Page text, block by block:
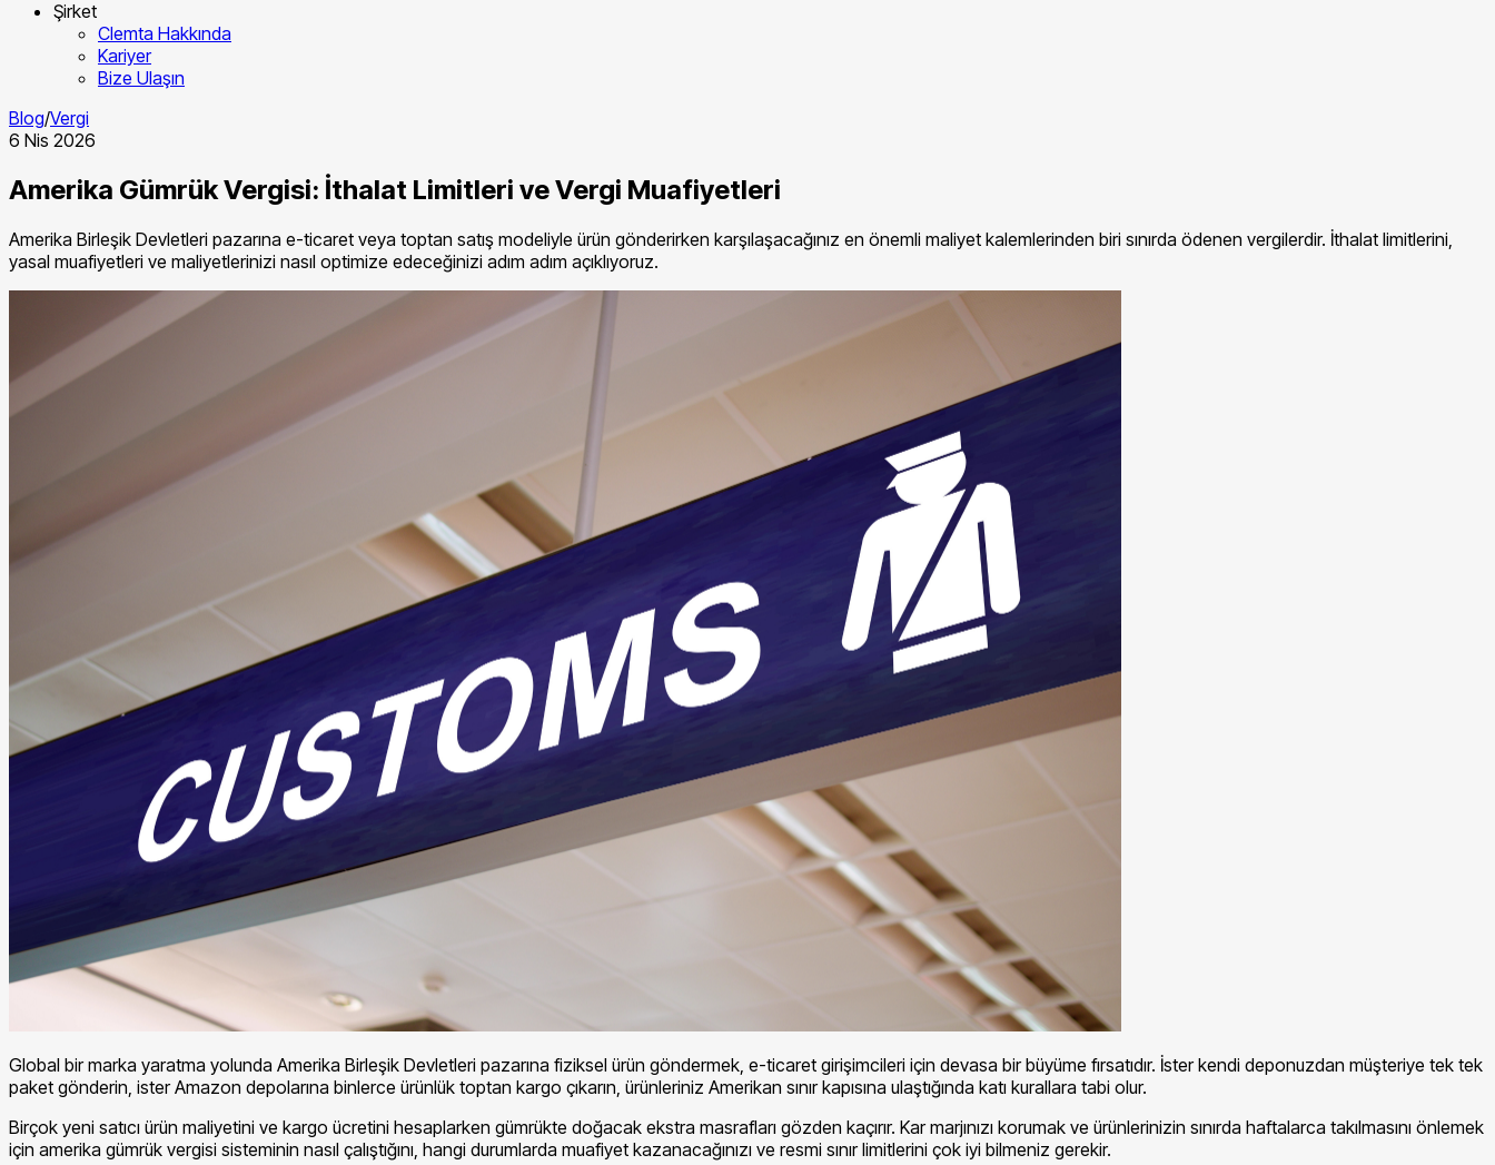
Şirket
Clemta Hakkında
Kariyer
Bize Ulaşın
Blog/Vergi
6 Nis 2026
Amerika Gümrük Vergisi: İthalat Limitleri ve Vergi Muafiyetleri
Amerika Birleşik Devletleri pazarına e-ticaret veya toptan satış modeliyle ürün gönderirken karşılaşacağınız en önemli maliyet kalemlerinden biri sınırda ödenen vergilerdir. İthalat limitlerini,
yasal muafiyetleri ve maliyetlerinizi nasıl optimize edeceğinizi adım adım açıklıyoruz.
Global bir marka yaratma yolunda Amerika Birleşik Devletleri pazarına fiziksel ürün göndermek, e-ticaret girişimcileri için devasa bir büyüme fırsatıdır. İster kendi deponuzdan müşteriye tek tek
paket gönderin, ister Amazon depolarına binlerce ürünlük toptan kargo çıkarın, ürünleriniz Amerikan sınır kapısına ulaştığında katı kurallara tabi olur.
Birçok yeni satıcı ürün maliyetini ve kargo ücretini hesaplarken gümrükte doğacak ekstra masrafları gözden kaçırır. Kar marjınızı korumak ve ürünlerinizin sınırda haftalarca takılmasını önlemek
için amerika gümrük vergisi sisteminin nasıl çalıştığını, hangi durumlarda muafiyet kazanacağınızı ve resmi sınır limitlerini çok iyi bilmeniz gerekir.